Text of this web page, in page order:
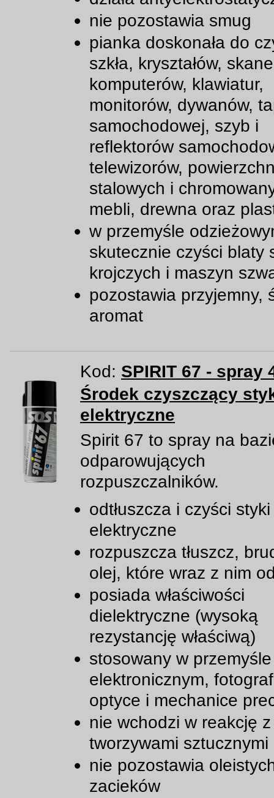
nie pozostawia smug
pianka doskonała do
szkła, kryształów,
komputerów, klawiatur,
monitorów, dywanów,
samochodowej, szyb i
reflektorów
telewizorów,
stalowych i
mebli, drewna oraz
w przemyśle
skutecznie czyści blaty
krojczych i maszyn
pozostawia przyjemny,
aromat
Kod: SPIRIT 67 - spray
Środek czyszczący
elektryczne
Spirit 67 to spray na
odparowujących
rozpuszczalników.
odtłuszcza i czyści styki
elektryczne
rozpuszcza tłuszcz,
olej, które wraz z nim
posiada właściwości
dielektryczne (wysoką
rezystancję właściwą)
stosowany w przemyśle
elektronicznym,
optyce i mechanice
nie wchodzi w reakcję z
tworzywami sztucznymi
nie pozostawia
zacieków